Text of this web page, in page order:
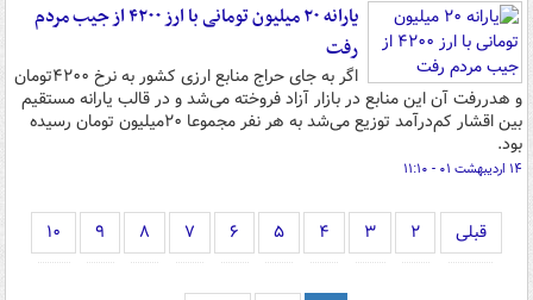
یارانه ۲۰ میلیون تومانی با ارز ۴۲۰۰ از جیب مردم
رفت
اگر به جای حراج منابع ارزی کشور به نرخ ۴۲۰۰تومان
و هدررفت آن این منابع در بازار آزاد فروخته می‌شد و در قالب یارانه مستقیم
بین اقشار کم‌درآمد توزیع می‌شد به هر نفر مجموعا ۲۰میلیون تومان رسیده
بود.
۱۴ اردیبهشت ۰۱ - ۱۱:۱۰
قبلی ۲ ۳ ۴ ۵ ۶ ۷ ۸ ۹ ۱۰